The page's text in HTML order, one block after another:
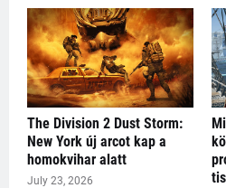
The Division 2 Dust Storm:
New York új arcot kap a
homokvihar alatt
July 23, 2026